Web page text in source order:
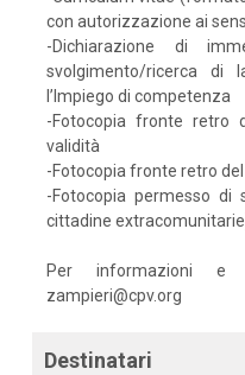
con autorizzazione ai
-Dichiarazione di
svolgimento/ricerca di
l’Impiego di competenza
-Fotocopia fronte retro
validità
-Fotocopia fronte retro
-Fotocopia permesso di
cittadine
Per informazioni e
zampieri@cpv.org
Destinatari